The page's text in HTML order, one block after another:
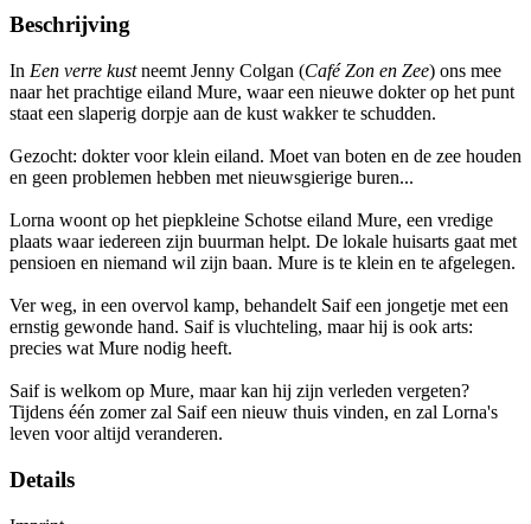
Beschrijving
In Een verre kustneemt Jenny Colgan (Café Zon en Zee) ons mee
naar het prachtige eiland Mure, waar een nieuwe dokter op het punt
staat een slaperig dorpje aan de kust wakker te schudden.
Gezocht: dokter voor klein eiland. Moet van boten en de zee houden
en geen problemen hebben met nieuwsgierige buren...
Lorna woont op het piepkleine Schotse eiland Mure, een vredige
plaats waar iedereen zijn buurman helpt. De lokale huisarts gaat met
pensioen en niemand wil zijn baan. Mure is te klein en te afgelegen.
Ver weg, in een overvol kamp, behandelt Saif een jongetje met een
ernstig gewonde hand. Saif is vluchteling, maar hij is ook arts:
precies wat Mure nodig heeft.
Saif is welkom op Mure, maar kan hij zijn verleden vergeten?
Tijdens één zomer zal Saif een nieuw thuis vinden, en zal Lorna's
leven voor altijd veranderen.
Details